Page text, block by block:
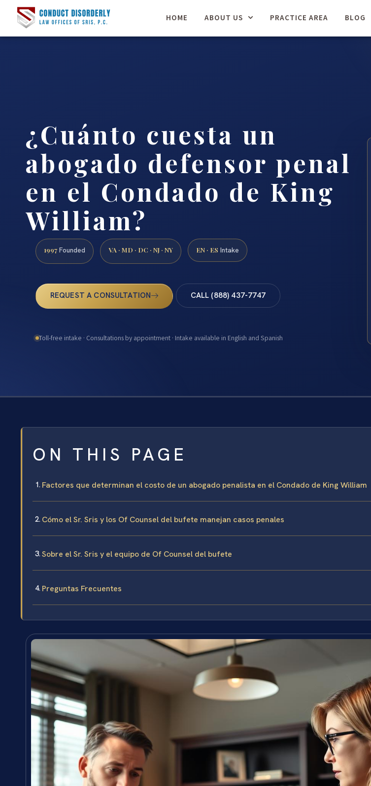
HOME ABOUT US PRACTICE AREA BLOG
¿Cuánto cuesta un
abogado defensor penal
en el Condado de King
William?
1997 Founded VA · MD · DC · NJ · NY EN · ES Intake
REQUEST A CONSULTATION CALL (888) 437-7747
Toll-free intake · Consultations by appointment · Intake available in English and Spanish
ON THIS PAGE
Factores que determinan el costo de un abogado penalista en el Condado de King William
Cómo el Sr. Sris y los Of Counsel del bufete manejan casos penales
Sobre el Sr. Sris y el equipo de Of Counsel del bufete
Preguntas Frecuentes